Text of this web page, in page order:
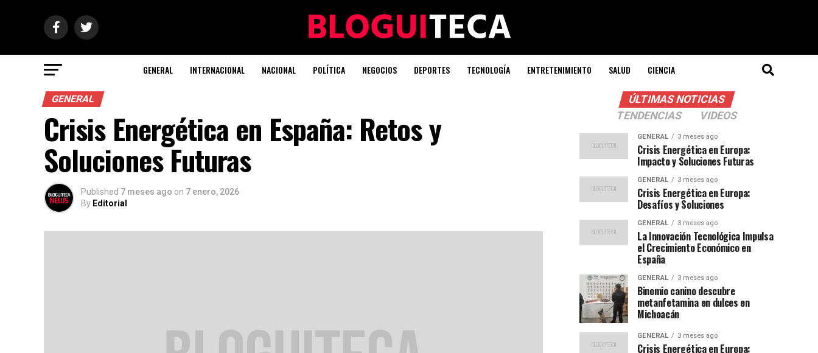
GENERAL INTERNACIONAL NACIONAL POLÍTICA NEGOCIOS DEPORTES TECNOLOGÍA ENTRETENIMIENTO SALUD CIENCIA
GENERAL
Crisis Energética en España: Retos y
Soluciones Futuras
Published 7 meses ago on 7 enero, 2026
By Editorial
ÚLTIMAS NOTICIAS
TENDENCIAS
VIDEOS
GENERAL 3 meses ago
Crisis Energética en Europa:
Impacto y Soluciones Futuras
GENERAL 3 meses ago
Crisis Energética en Europa:
Desafíos y Soluciones
GENERAL 3 meses ago
La Innovación Tecnológica Impulsa
el Crecimiento Económico en
España
GENERAL 3 meses ago
Binomio canino descubre
metanfetamina en dulces en
Michoacán
GENERAL 3 meses ago
Crisis Energética en Europa: